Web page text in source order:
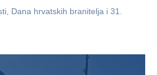
Dana hrvatskih branitelja i 31.